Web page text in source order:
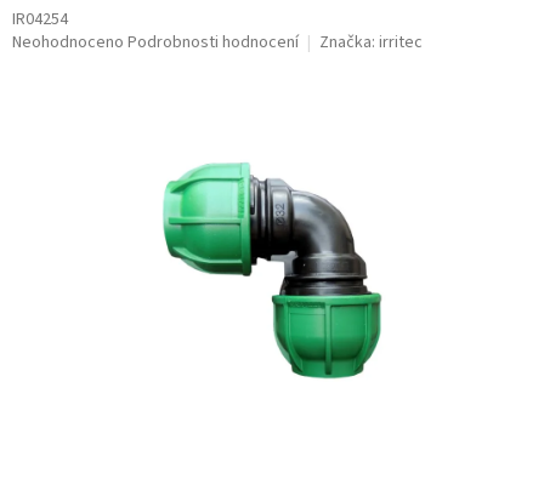
IR04254
Průměrné
Neohodnoceno Podrobnosti hodnocení Značka: irritec